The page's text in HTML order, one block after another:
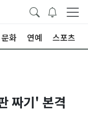
화 연예 스포츠
짜기' 본격